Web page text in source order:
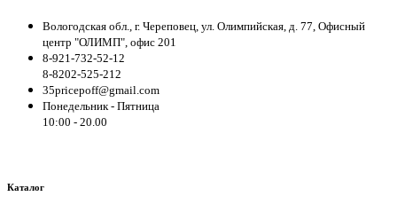
Вологодская обл., г. Череповец, ул. Олимпийская, д. 77, Офисный
центр "ОЛИМП", офис 201
8-921-732-52-12
8-8202-525-212
35pricepoff@gmail.com
Понедельник - Пятница
10:00 - 20.00
Каталог